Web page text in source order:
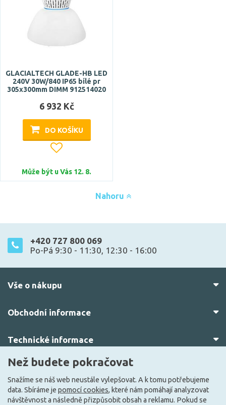
GLACIALTECH GLADE-HB LED
240V 30W/840 IP65 bílé pr
305x300mm DIMM 912514020
6 932 Kč
DO KOŠÍKU
Může být u Vás 12. 8.
Nahoru
+420 727 800 069
Po-Pá 9:30 - 11:30, 12:30 - 16:00
Vše o nákupu
Obchodní informace
Technické informace
O nás
Než budete pokračovat
Snažíme se náš web neustále vylepšovat. A k tomu potřebujeme
data. Sbíráme je pomocí cookies, které nám pomáhají analyzovat
návštěvnost a následně přizpůsobit obsah a reklamu. Pokud se